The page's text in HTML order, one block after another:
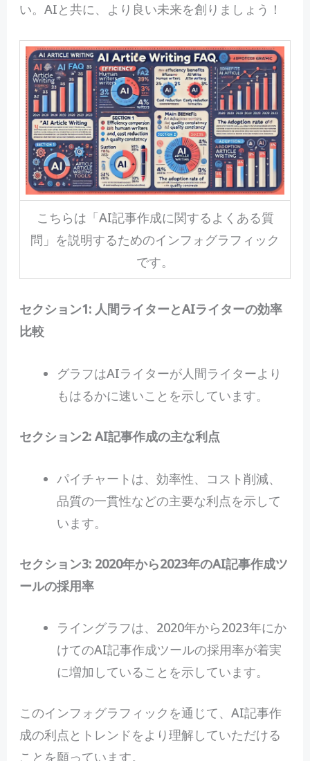
い。AIと共に、より良い未来を創りましょう！
こちらは「AI記事作成に関するよくある質
問」を説明するためのインフォグラフィック
です。
セクション1: 人間ライターとAIライターの効率
比較
グラフはAIライターが人間ライターより
もはるかに速いことを示しています。
セクション2: AI記事作成の主な利点
パイチャートは、効率性、コスト削減、
品質の一貫性などの主要な利点を示して
います。
セクション3: 2020年から2023年のAI記事作成ツ
ールの採用率
ライングラフは、2020年から2023年にか
けてのAI記事作成ツールの採用率が着実
に増加していることを示しています。
このインフォグラフィックを通じて、AI記事作
成の利点とトレンドをより理解していただける
ことを願っています。